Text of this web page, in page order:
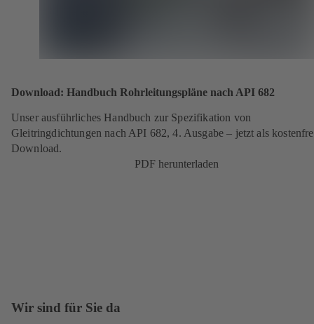
Download: Handbuch Rohrleitungspläne nach API 682
Unser ausführliches Handbuch zur Spezifikation von
Gleitringdichtungen nach API 682, 4. Ausgabe – jetzt als
Download.
PDF herunterladen
Wir sind für Sie da